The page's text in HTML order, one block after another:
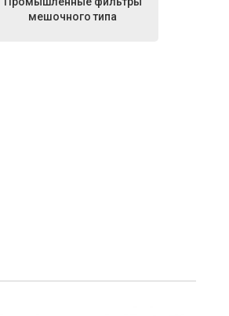
мешочного типа